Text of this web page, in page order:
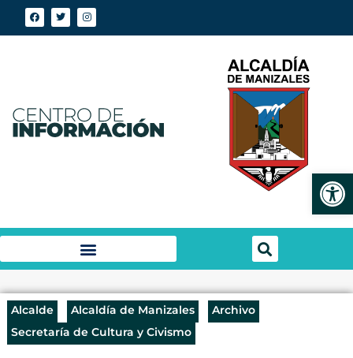
Alcalde Alcaldía de Manizales
Archivo
Secretaría de Cultura y Civismo